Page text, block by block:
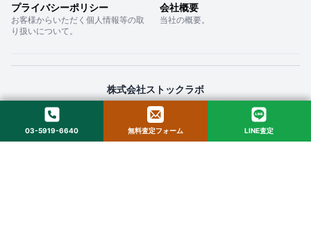
プライバシーポリシー
お客様からいただく個人情報等の取
り扱いについて。
会社概要
当社の概要。
株式会社ストックラボ
〒160-0022 東京都新宿区新宿２丁目１２−１６ セントフォービル ２０３
© 2025 StockLab. All Rights Reserved.
03-5919-6640 無料査定フォーム LINE査定